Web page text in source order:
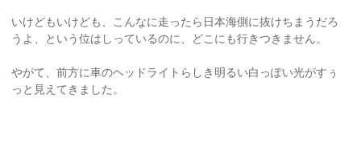
いけどもいけども、こんなに走ったら日本海側に抜けちまうだろ
うよ、という位はしっているのに、どこにも行きつきません。
やがて、前方に車のヘッドライトらしき明るい白っぽい光がすぅ
っと見えてきました。